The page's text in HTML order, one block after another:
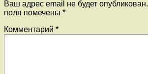
Ваш адрес email не будет опубликован.
поля помечены *
Комментарий *